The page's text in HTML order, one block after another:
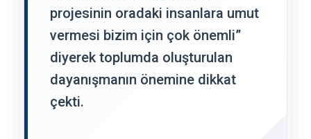
projesinin oradaki insanlara umut
vermesi bizim için çok önemli”
diyerek toplumda oluşturulan
dayanışmanın önemine dikkat
çekti.